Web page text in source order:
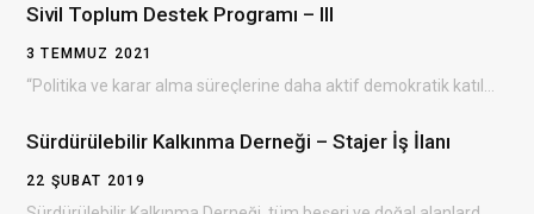
Sivil Toplum Destek Programı – III
3 TEMMUZ 2021
Sürdürülebilir Kalkınma Derneği – Stajer İş İlanı
22 ŞUBAT 2019